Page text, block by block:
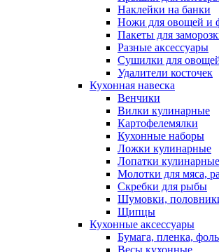
Наклейки на банки
Ножи для овощей и
Пакеты для
Разные аксессуары
Сушилки для
Удалители косточек
Кухонная навеска
Венчики
Вилки кулинарные
Картофелемялки
Кухонные наборы
Ложки кулинарные
Лопатки кулинарные
Молотки для мяса,
Скребки для рыбы
Шумовки,
Щипцы
Кухонные аксессуары
Бумага, пленка,
Весы кухонные